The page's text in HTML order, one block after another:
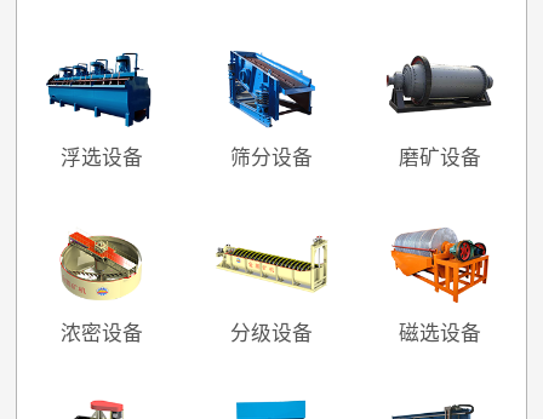
浮选设备 筛分设备 磨矿设备
浓密设备 分级设备 磁选设备